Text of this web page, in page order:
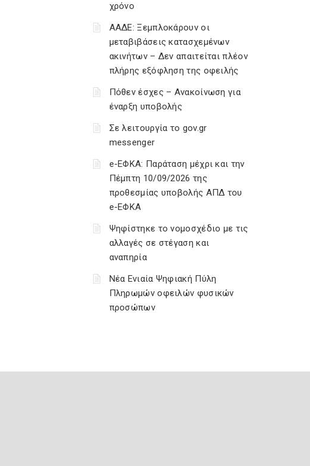
χρόνο
ΑΑΔΕ: Ξεμπλοκάρουν οι
μεταβιβάσεις κατασχεμένων
ακινήτων – Δεν απαιτείται πλέον
πλήρης εξόφληση της οφειλής
Πόθεν έσχες – Ανακοίνωση για
έναρξη υποβολής
Σε λειτουργία το gov.gr
messenger
e-ΕΦΚΑ: Παράταση μέχρι και την
Πέμπτη 10/09/2026 της
προθεσμίας υποβολής ΑΠΔ του
e-ΕΦΚΑ
Ψηφίστηκε το νομοσχέδιο με τις
αλλαγές σε στέγαση και
αναπηρία
Νέα Ενιαία Ψηφιακή Πύλη
Πληρωμών οφειλών φυσικών
προσώπων